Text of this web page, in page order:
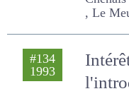
#134
1993